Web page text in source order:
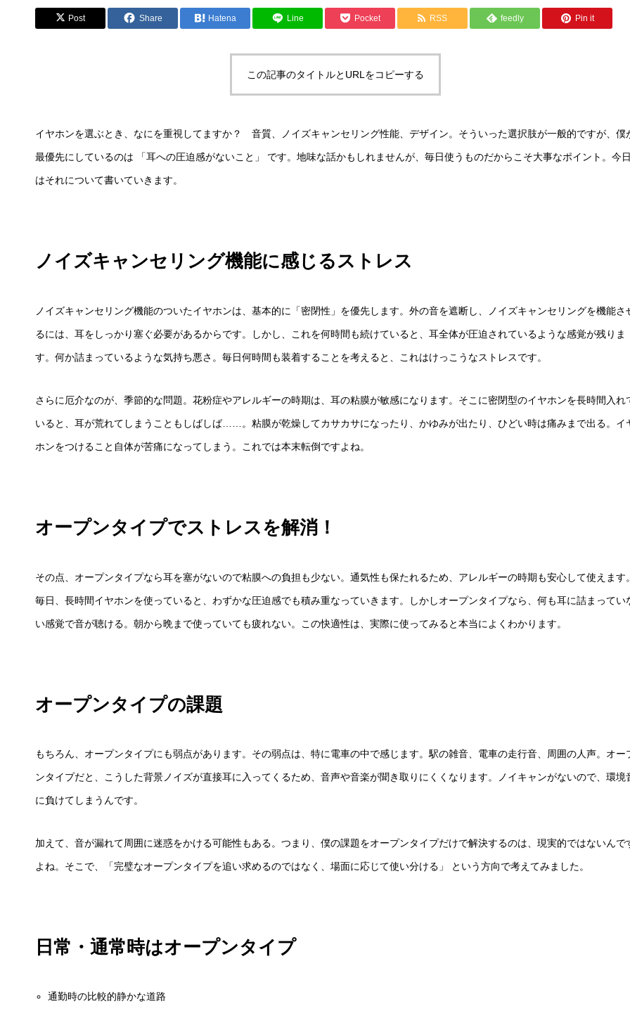
Post Share Hatena Line Pocket RSS feedly Pin it
この記事のタイトルとURLをコピーする
イヤホンを選ぶとき、なにを重視してますか？ 音質、ノイズキャンセリング性能、デザイン。そういった選択肢が一般的ですが、僕
最優先にしているのは 「耳への圧迫感がないこと」 です。地味な話かもしれませんが、毎日使うものだからこそ大事なポイント。今日
はそれについて書いていきます。
ノイズキャンセリング機能に感じるストレス
ノイズキャンセリング機能のついたイヤホンは、基本的に「密閉性」を優先します。外の音を遮断し、ノイズキャンセリングを機能さ
るには、耳をしっかり塞ぐ必要があるからです。しかし、これを何時間も続けていると、耳全体が圧迫されているような感覚が残りま
す。何か詰まっているような気持ち悪さ。毎日何時間も装着することを考えると、これはけっこうなストレスです。
さらに厄介なのが、季節的な問題。花粉症やアレルギーの時期は、耳の粘膜が敏感になります。そこに密閉型のイヤホンを長時間入れ
いると、耳が荒れてしまうこともしばしば……。粘膜が乾燥してカサカサになったり、かゆみが出たり、ひどい時は痛みまで出る。イ
ホンをつけること自体が苦痛になってしまう。これでは本末転倒ですよね。
オープンタイプでストレスを解消！
その点、オープンタイプなら耳を塞がないので粘膜への負担も少ない。通気性も保たれるため、アレルギーの時期も安心して使えます。
毎日、長時間イヤホンを使っていると、わずかな圧迫感でも積み重なっていきます。しかしオープンタイプなら、何も耳に詰まってい
い感覚で音が聴ける。朝から晩まで使っていても疲れない。この快適性は、実際に使ってみると本当によくわかります。
オープンタイプの課題
もちろん、オープンタイプにも弱点があります。その弱点は、特に電車の中で感じます。駅の雑音、電車の走行音、周囲の人声。オー
ンタイプだと、こうした背景ノイズが直接耳に入ってくるため、音声や音楽が聞き取りにくくなります。ノイキャンがないので、環境
に負けてしまうんです。
加えて、音が漏れて周囲に迷惑をかける可能性もある。つまり、僕の課題をオープンタイプだけで解決するのは、現実的ではないんで
よね。そこで、「完璧なオープンタイプを追い求めるのではなく、場面に応じて使い分ける」 という方向で考えてみました。
日常・通常時はオープンタイプ
通勤時の比較的静かな道路